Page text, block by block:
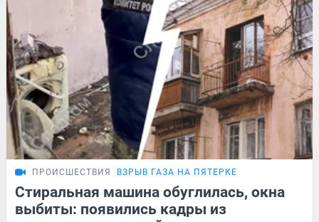
ПРОИСШЕСТВИЯ ВЗРЫВ ГАЗА НА ПЯТЕРКЕ
Стиральная машина обуглилась, окна
выбиты: появились кадры из